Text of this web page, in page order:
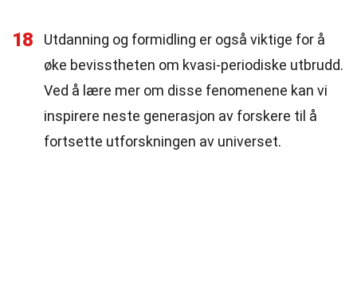
18
Utdanning og formidling er også viktige for å
øke bevisstheten om kvasi-periodiske utbrudd.
Ved å lære mer om disse fenomenene kan vi
inspirere neste generasjon av forskere til å
fortsette utforskningen av universet.